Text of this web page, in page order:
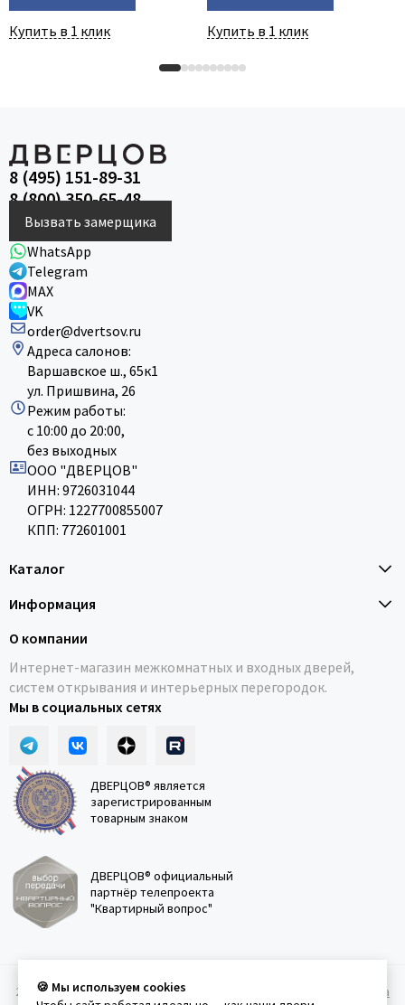
Купить в 1 клик Купить в 1 клик
8 (495) 151-89-31
8 (800) 350-65-48
Вызвать замерщика
WhatsApp
Telegram
MAX
VK
order@dvertsov.ru
Адреса салонов:
Варшавское ш., 65к1
ул. Пришвина, 26
Режим работы:
с 10:00 до 20:00,
без выходных
ООО "ДВЕРЦОВ"
ИНН: 9726031044
ОГРН: 1227700855007
КПП: 772601001
Каталог
Информация
О компании
Интернет-магазин межкомнатных и входных дверей,
систем открывания и интерьерных перегородок.
Мы в социальных сетях
ДВЕРЦОВ® является
зарегистрированным
товарным знаком
ДВЕРЦОВ® официальный
партнёр телепроекта
"Квартирный вопрос"
2011-2026 © Дверцов. Карта сайта
Политика
🍪 Мы используем cookies